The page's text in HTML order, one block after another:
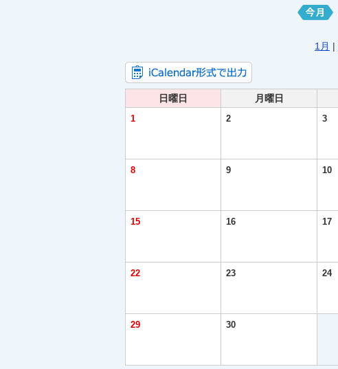
1月 |
日曜日 月曜日
1 2 3
8 9 10
15 16 17
22 23 24
29 30